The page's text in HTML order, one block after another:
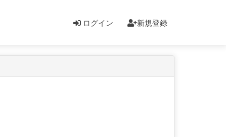
ログイン 新規登録